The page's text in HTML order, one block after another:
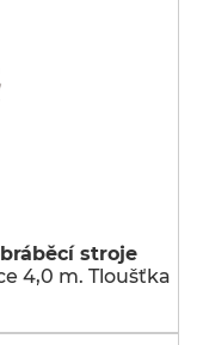
stroje
4,0 m. Tloušťka